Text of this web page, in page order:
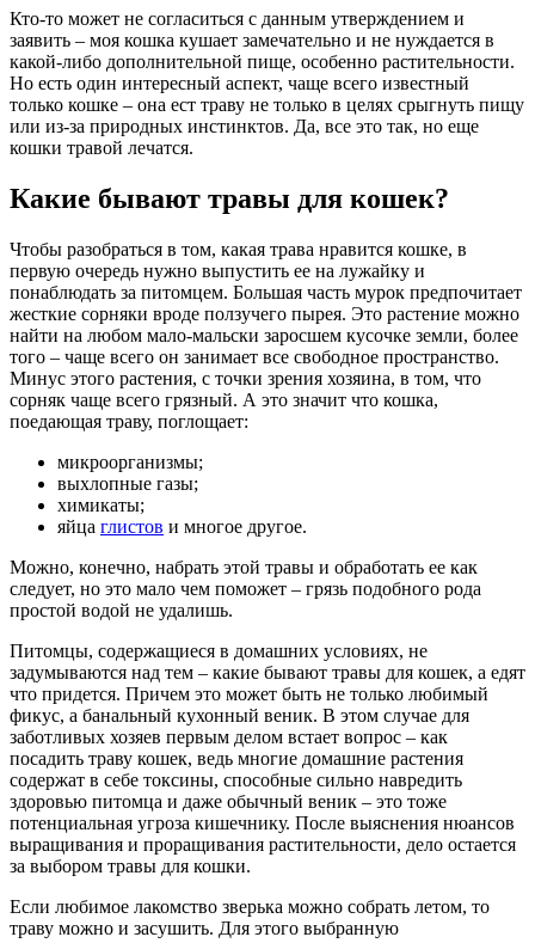
Кто-то может не согласиться с данным утверждением и
заявить – моя кошка кушает замечательно и не нуждается в
какой-либо дополнительной пище, особенно растительности.
Но есть один интересный аспект, чаще всего известный
только кошке – она ест траву не только в целях срыгнуть пищу
или из-за природных инстинктов. Да, все это так, но еще
кошки травой лечатся.
Какие бывают травы для кошек?
Чтобы разобраться в том, какая трава нравится кошке, в
первую очередь нужно выпустить ее на лужайку и
понаблюдать за питомцем. Большая часть мурок предпочитает
жесткие сорняки вроде ползучего пырея. Это растение можно
найти на любом мало-мальски заросшем кусочке земли, более
того – чаще всего он занимает все свободное пространство.
Минус этого растения, с точки зрения хозяина, в том, что
сорняк чаще всего грязный. А это значит что кошка,
поедающая траву, поглощает:
микроорганизмы;
выхлопные газы;
химикаты;
яйца глистов и многое другое.
Можно, конечно, набрать этой травы и обработать ее как
следует, но это мало чем поможет – грязь подобного рода
простой водой не удалишь.
Питомцы, содержащиеся в домашних условиях, не
задумываются над тем – какие бывают травы для кошек, а едят
что придется. Причем это может быть не только любимый
фикус, а банальный кухонный веник. В этом случае для
заботливых хозяев первым делом встает вопрос – как
посадить траву кошек, ведь многие домашние растения
содержат в себе токсины, способные сильно навредить
здоровью питомца и даже обычный веник – это тоже
потенциальная угроза кишечнику. После выяснения нюансов
выращивания и проращивания растительности, дело остается
за выбором травы для кошки.
Если любимое лакомство зверька можно собрать летом, то
траву можно и засушить. Для этого выбранную